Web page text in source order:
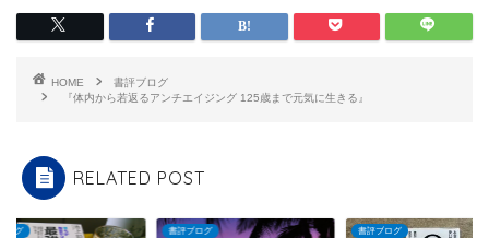
HOME
書評ブログ
『体内から若返るアンチエイジング 125歳まで元気に生きる』
RELATED POST
ログ 書評ブログ 書評ブログ